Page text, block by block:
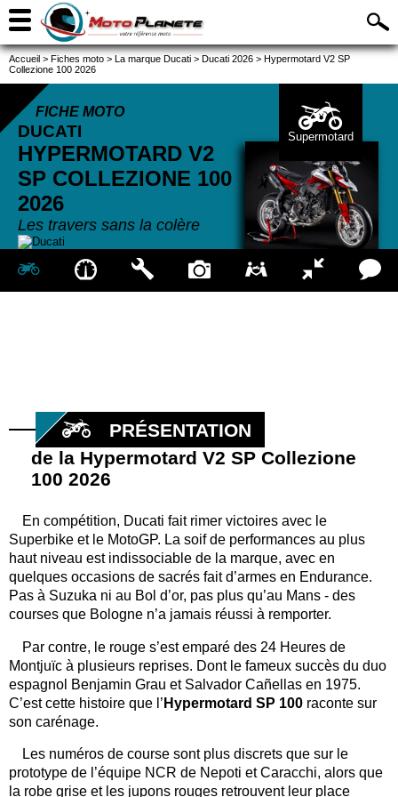
Accueil > Fiches moto > La marque Ducati > Ducati 2026 > Hypermotard V2 SP
Collezione 100 2026
FICHE MOTO
DUCATI
HYPERMOTARD V2
SP COLLEZIONE 100
2026
Les travers sans la colère
Supermotard
PRÉSENTATION
de la Hypermotard V2 SP Collezione
100 2026
En compétition, Ducati fait rimer victoires avec le
Superbike et le MotoGP. La soif de performances au plus
haut niveau est indissociable de la marque, avec en
quelques occasions de sacrés fait d’armes en Endurance.
Pas à Suzuka ni au Bol d’or, pas plus qu’au Mans - des
courses que Bologne n’a jamais réussi à remporter.
Par contre, le rouge s’est emparé des 24 Heures de
Montjuïc à plusieurs reprises. Dont le fameux succès du duo
espagnol Benjamin Grau et Salvador Cañellas en 1975.
C’est cette histoire que l’ Hypermotard SP 100 raconte sur
son carénage.
Les numéros de course sont plus discrets que sur le
prototype de l’équipe NCR de Nepoti et Caracchi, alors que
la robe grise et les jupons rouges retrouvent leur place